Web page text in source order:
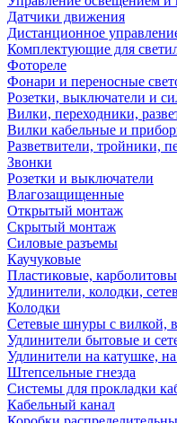
Датчики движения
Дистанционное
Комплектующие для
Фотореле
Фонари и переносные
Розетки, выключатели и
Вилки, переходники,
Вилки кабельные и
Разветвители, тройники,
Звонки
Розетки и выключатели
Влагозащищенные
Открытый монтаж
Скрытый монтаж
Силовые разъемы
Каучуковые
Пластиковые,
Удлинители, колодки,
Колодки
Сетевые шнуры с вилкой,
Удлинители бытовые и
Удлинители на катушке,
Штепсельные гнезда
Системы для прокладки
Кабельный канал